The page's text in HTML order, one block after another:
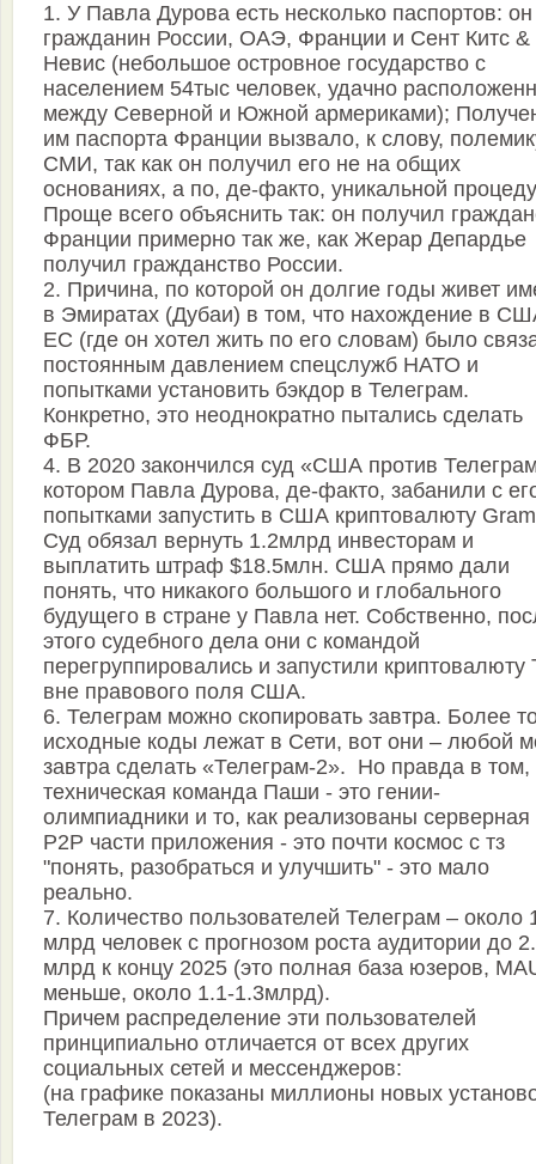
1. У Павла Дурова есть несколько паспортов: он
гражданин России, ОАЭ, Франции и Сент Китс &
Невис (небольшое островное государство с
населением 54тыс человек, удачно
между Северной и Южной армериками);
им паспорта Франции вызвало, к слову,
СМИ, так как он получил его не на общих
основаниях, а по, де-факто, уникальной
Проще всего объяснить так: он получил
Франции примерно так же, как Жерар Депардье
получил гражданство России.
2. Причина, по которой он долгие годы живет
в Эмиратах (Дубаи) в том, что нахождение в
ЕС (где он хотел жить по его словам) было
постоянным давлением спецслужб НАТО и
попытками установить бэкдор в Телеграм.
Конкретно, это неоднократно пытались сделать
ФБР.
4. В 2020 закончился суд «США против
котором Павла Дурова, де-факто, забанили с
попытками запустить в США криптовалюту
Суд обязал вернуть 1.2млрд инвесторам и
выплатить штраф $18.5млн. США прямо дали
понять, что никакого большого и глобального
будущего в стране у Павла нет. Собственно,
этого судебного дела они с командой
перегруппировались и запустили криптовалюту
вне правового поля США.
6. Телеграм можно скопировать завтра. Более
исходные коды лежат в Сети, вот они – любой
завтра сделать «Телеграм-2». Но правда в том,
техническая команда Паши - это гении-
олимпиадники и то, как реализованы серверная
P2P части приложения - это почти космос с тз
"понять, разобраться и улучшить" - это мало
реально.
7. Количество пользователей Телеграм – около
млрд человек с прогнозом роста аудитории до
млрд к концу 2025 (это полная база юзеров,
меньше, около 1.1-1.3млрд).
Причем распределение эти пользователей
принципиально отличается от всех других
социальных сетей и мессенджеров:
(на графике показаны миллионы новых
Телеграм в 2023).